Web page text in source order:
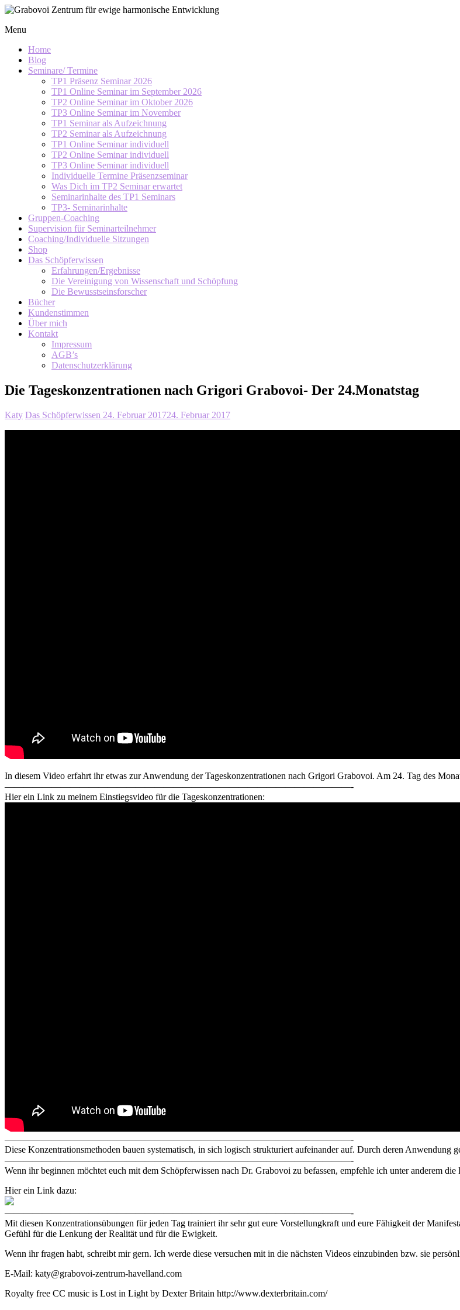
Skip
content
Zentrum
ewige
harmonische
Entwicklung
Menu
Home
Blog
Seminare/ Termine
TP1 Präsenz Seminar 2026
TP1 Online Seminar im September 2026
TP2 Online Seminar im Oktober 2026
TP3 Online Seminar im November
TP1 Seminar als Aufzeichnung
TP2 Seminar als Aufzeichnung
TP1 Online Seminar individuell
TP2 Online Seminar individuell
TP3 Online Seminar individuell
Individuelle Termine Präsenzseminar
Was Dich im TP2 Seminar erwartet
Seminarinhalte des TP1 Seminars
TP3- Seminarinhalte
Gruppen-Coaching
Supervision für Seminarteilnehmer
Coaching/Individuelle Sitzungen
Shop
Das Schöpferwissen
Erfahrungen/Ergebnisse
Die Vereinigung von Wissenschaft und Schöpfung
Die Bewusstseinsforscher
Bücher
Kundenstimmen
Über mich
Kontakt
Impressum
AGB’s
Datenschutzerklärung
Die Tageskonzentrationen nach Grigori Grabovoi- Der 24.Monatstag
Katy Das Schöpferwissen 24. Februar 201724. Februar 2017
In diesem Video erfahrt ihr etwas zur Anwendung der Tageskonzentrationen nach Grigori Grabovoi. Am 24. Tag des
—————————————————————————————————————-
Hier ein Link zu meinem Einstiegsvideo für die Tageskonzentrationen:
—————————————————————————————————————-
Diese Konzentrationsmethoden bauen systematisch, in sich logisch strukturiert aufeinander auf. Durch deren Anwendung
—————————————————————————————————————-
Wenn ihr beginnen möchtet euch mit dem Schöpferwissen nach Dr. Grabovoi zu befassen, empfehle ich unter anderem die
Hier ein Link dazu:
—————————————————————————————————————-
Mit diesen Konzentrationsübungen für jeden Tag trainiert ihr sehr gut eure Vorstellungkraft und eure Fähigkeit der
Gefühl für die Lenkung der Realität und für die Ewigkeit.
Wenn ihr fragen habt, schreibt mir gern. Ich werde diese versuchen mit in die nächsten Videos einzubinden bzw. sie
E-Mail: katy@grabovoi-zentrum-havelland.com
Royalty free CC music is Lost in Light by Dexter Britain http://www.dexterbritain.com/